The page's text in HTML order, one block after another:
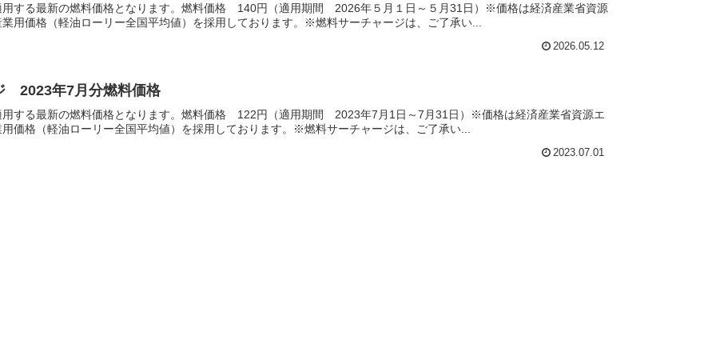
用する最新の燃料価格となります。燃料価格 140円（適用期間 2026年５月１日～５月31日）※価格は経済産業省資源
用価格（軽油ローリー全国平均値）を採用しております。※燃料サーチャージは、ご了承い...
2026.05.12
2023年7月分燃料価格
用する最新の燃料価格となります。燃料価格 122円（適用期間 2023年7月1日～7月31日）※価格は経済産業省資源エ
価格（軽油ローリー全国平均値）を採用しております。※燃料サーチャージは、ご了承い...
2023.07.01